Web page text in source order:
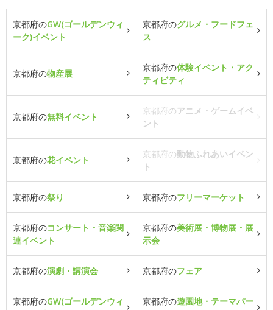
京都府のGW(ゴールデンウィ
ーク)イベント
京都府のグルメ・フードフェ
ス
京都府の物産展
京都府の体験イベント・アク
ティビティ
京都府の無料イベント
京都府のアニメ・ゲームイベ
ント
京都府の花イベント
京都府の動物ふれあいイベン
ト
京都府の祭り 京都府のフリーマーケット
京都府のコンサート・音楽関
連イベント
京都府の美術展・博物展・展
示会
京都府の演劇・講演会 京都府のフェア
京都府のGW(ゴールデンウィ
京都府の遊園地・テーマパー